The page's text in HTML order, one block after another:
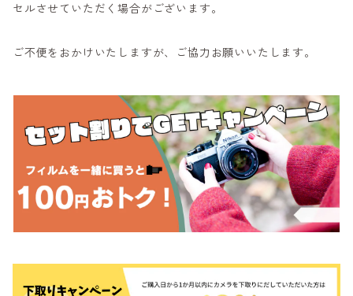
セルさせていただく場合がございます。
ご不便をおかけいたしますが、ご協力お願いいたします。